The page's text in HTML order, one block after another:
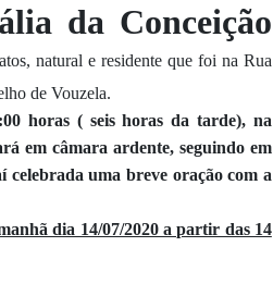
da Conceição
natural e residente que foi na Rua
de Vouzela.
horas ( seis horas da tarde), na
em câmara ardente, seguindo em
celebrada uma breve oração com a
dia 14/07/2020 a partir das 14